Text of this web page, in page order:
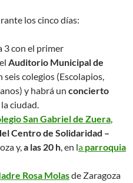
los cinco días:
3 con el primer
Auditorio Municipal de
colegios (Escolapios,
y habrá un concierto
ciudad.
San Gabriel de Zuera,
Centro de Solidaridad –
y,a las 20 h, en la parroquia
Rosa Molasde Zaragoza